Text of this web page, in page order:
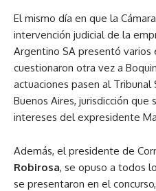
El mismo día en que la
intervención judicial de la
Argentino SA presentó varios
cuestionaron otra vez a
actuaciones pasen al Tribunal
Buenos Aires, jurisdicción
intereses del expresidente
Además, el presidente de
Robirosa, se opuso a todos
se presentaron en el